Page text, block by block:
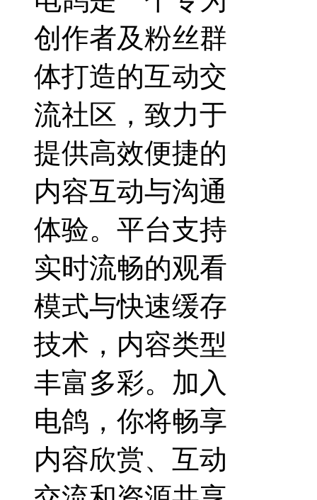
创作者及粉丝群
体打造的互动交
流社区，致力于
提供高效便捷的
内容互动与沟通
体验。平台支持
实时流畅的观看
模式与快速缓存
技术，内容类型
丰富多彩。加入
电鸽，你将畅享
内容欣赏、互动